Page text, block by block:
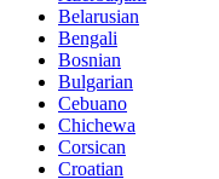
Belarusian
Bengali
Bosnian
Bulgarian
Cebuano
Chichewa
Corsican
Croatian